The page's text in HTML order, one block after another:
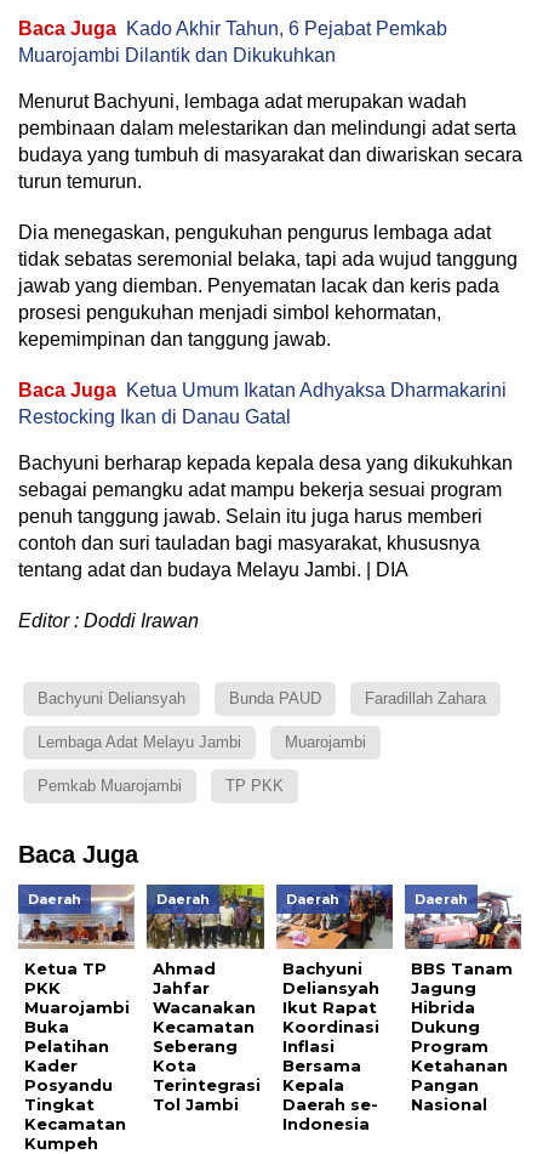
Baca Juga Kado Akhir Tahun, 6 Pejabat Pemkab
Muarojambi Dilantik dan Dikukuhkan
Menurut Bachyuni, lembaga adat merupakan wadah
pembinaan dalam melestarikan dan melindungi adat serta
budaya yang tumbuh di masyarakat dan diwariskan secara
turun temurun.
Dia menegaskan, pengukuhan pengurus lembaga adat
tidak sebatas seremonial belaka, tapi ada wujud tanggung
jawab yang diemban. Penyematan lacak dan keris pada
prosesi pengukuhan menjadi simbol kehormatan,
kepemimpinan dan tanggung jawab.
Baca Juga Ketua Umum Ikatan Adhyaksa Dharmakarini
Restocking Ikan di Danau Gatal
Bachyuni berharap kepada kepala desa yang dikukuhkan
sebagai pemangku adat mampu bekerja sesuai program
penuh tanggung jawab. Selain itu juga harus memberi
contoh dan suri tauladan bagi masyarakat, khususnya
tentang adat dan budaya Melayu Jambi. | DIA
Editor : Doddi Irawan
Bachyuni Deliansyah Bunda PAUD Faradillah Zahara
Lembaga Adat Melayu Jambi Muarojambi
Pemkab Muarojambi TP PKK
Baca Juga
Daerah
Ketua TP
PKK
Muarojambi
Buka
Pelatihan
Kader
Posyandu
Tingkat
Kecamatan
Kumpeh
Daerah
Ahmad
Jahfar
Wacanakan
Kecamatan
Seberang
Kota
Terintegrasi
Tol Jambi
Daerah
Bachyuni
Deliansyah
Ikut Rapat
Koordinasi
Inflasi
Bersama
Kepala
Daerah se-
Indonesia
Daerah
BBS Tanam
Jagung
Hibrida
Dukung
Program
Ketahanan
Pangan
Nasional